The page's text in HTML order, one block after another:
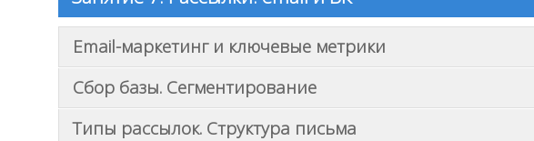
Email-маркетинг и ключевые метрики
Сбор базы. Сегментирование
Типы рассылок. Структура письма